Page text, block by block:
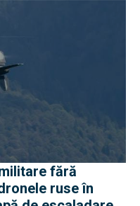
fără
ruse în